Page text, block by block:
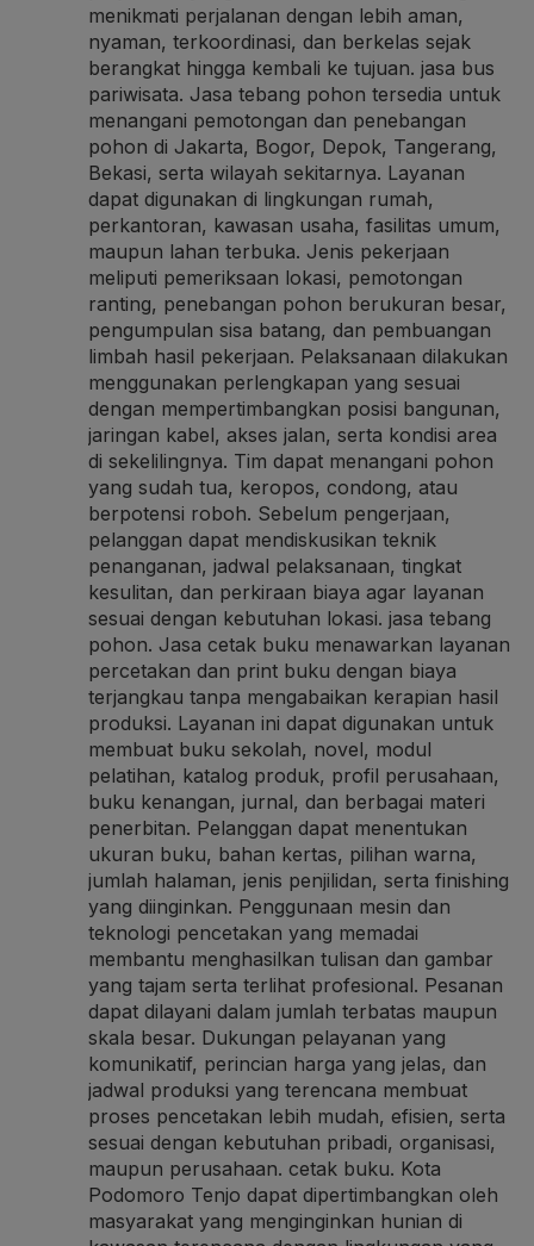
menikmati perjalanan dengan lebih aman,
nyaman, terkoordinasi, dan berkelas sejak
berangkat hingga kembali ke tujuan. jasa bus
pariwisata. Jasa tebang pohon tersedia untuk
menangani pemotongan dan penebangan
pohon di Jakarta, Bogor, Depok, Tangerang,
Bekasi, serta wilayah sekitarnya. Layanan
dapat digunakan di lingkungan rumah,
perkantoran, kawasan usaha, fasilitas umum,
maupun lahan terbuka. Jenis pekerjaan
meliputi pemeriksaan lokasi, pemotongan
ranting, penebangan pohon berukuran besar,
pengumpulan sisa batang, dan pembuangan
limbah hasil pekerjaan. Pelaksanaan dilakukan
menggunakan perlengkapan yang sesuai
dengan mempertimbangkan posisi bangunan,
jaringan kabel, akses jalan, serta kondisi area
di sekelilingnya. Tim dapat menangani pohon
yang sudah tua, keropos, condong, atau
berpotensi roboh. Sebelum pengerjaan,
pelanggan dapat mendiskusikan teknik
penanganan, jadwal pelaksanaan, tingkat
kesulitan, dan perkiraan biaya agar layanan
sesuai dengan kebutuhan lokasi. jasa tebang
pohon. Jasa cetak buku menawarkan layanan
percetakan dan print buku dengan biaya
terjangkau tanpa mengabaikan kerapian hasil
produksi. Layanan ini dapat digunakan untuk
membuat buku sekolah, novel, modul
pelatihan, katalog produk, profil perusahaan,
buku kenangan, jurnal, dan berbagai materi
penerbitan. Pelanggan dapat menentukan
ukuran buku, bahan kertas, pilihan warna,
jumlah halaman, jenis penjilidan, serta finishing
yang diinginkan. Penggunaan mesin dan
teknologi pencetakan yang memadai
membantu menghasilkan tulisan dan gambar
yang tajam serta terlihat profesional. Pesanan
dapat dilayani dalam jumlah terbatas maupun
skala besar. Dukungan pelayanan yang
komunikatif, perincian harga yang jelas, dan
jadwal produksi yang terencana membuat
proses pencetakan lebih mudah, efisien, serta
sesuai dengan kebutuhan pribadi, organisasi,
maupun perusahaan. cetak buku. Kota
Podomoro Tenjo dapat dipertimbangkan oleh
masyarakat yang menginginkan hunian di